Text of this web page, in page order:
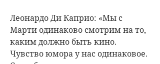
Леонардо Ди Каприо: «Мы с
Марти одинаково смотрим на то,
каким должно быть кино.
Чувство юмора у нас одинаковое.